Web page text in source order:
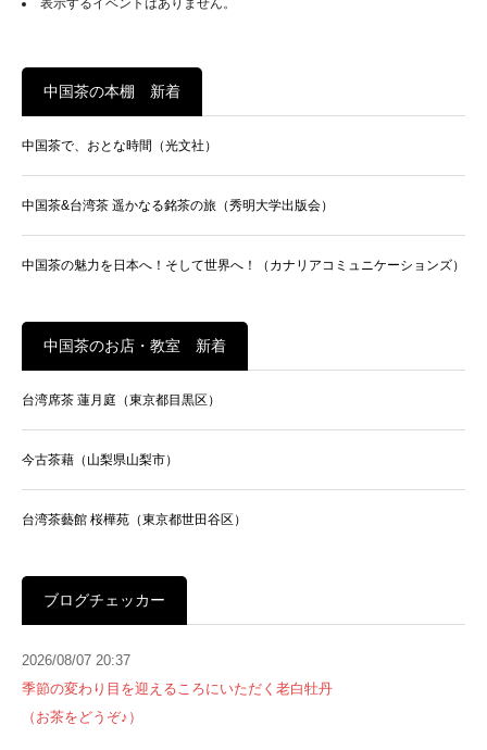
表示するイベントはありません。
中国茶の本棚 新着
中国茶で、おとな時間（光文社）
中国茶&台湾茶 遥かなる銘茶の旅（秀明大学出版会）
中国茶の魅力を日本へ！そして世界へ！（カナリアコミュニケーションズ）
中国茶のお店・教室 新着
台湾席茶 蓮月庭（東京都目黒区）
今古茶藉（山梨県山梨市）
台湾茶藝館 桜樺苑（東京都世田谷区）
ブログチェッカー
2026/08/07 20:37
季節の変わり目を迎えるころにいただく老白牡丹
（お茶をどうぞ♪）